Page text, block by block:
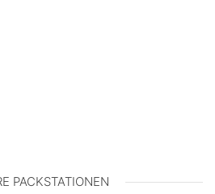
PACKSTATIONEN